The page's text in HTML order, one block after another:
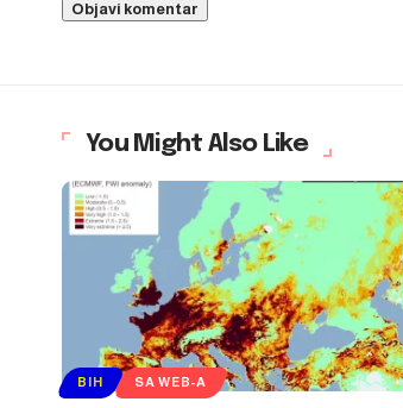
You Might Also Like
BIH SA WEB-A